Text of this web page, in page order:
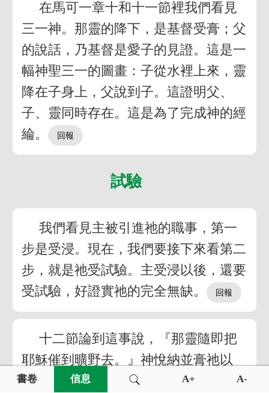
在馬可一章十和十一節裡我們看見
三一神。那靈的降下，是基督受膏；父
的說話，乃基督是愛子的見證。這是一
幅神聖三一的圖畫：子從水裡上來，靈
降在子身上，父說到子。這證明父、
子、靈同時存在。這是為了完成神的經
綸。
試驗
我們看見主被引進祂的職事，第一
步是受浸。現在，我們要接下來看第二
步，就是祂受試驗。主受浸以後，還要
受試驗，好證實祂的完全無缺。
十二節論到這事說，『那靈隨即把
耶穌催到曠野去。』神悅納並膏祂以
後，那靈對這位神的奴僕所作的頭一件
書卷 信息 A+ A-